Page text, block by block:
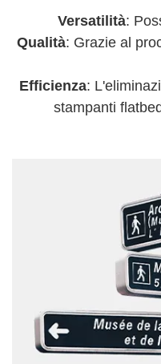
Versatilità:
Qualità: Grazie al
Efficienza:
stampanti